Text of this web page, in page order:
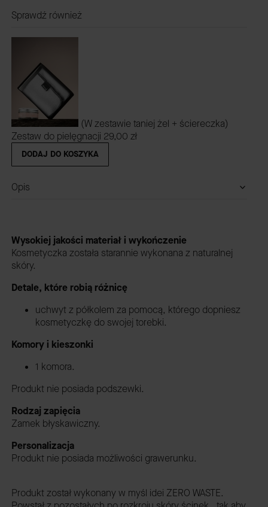
Sprawdź również
(W zestawie taniej żel + ściereczka)
Zestaw do pielęgnacji 29,00 zł
DODAJ DO KOSZYKA
Opis
Wysokiej jakości materiał i wykończenie
Kosmetyczka została starannie wykonana z naturalnej
skóry.
Detale, które robią różnicę
uchwyt z półkolem za pomocą, którego dopniesz
kosmetyczkę do swojej torebki.
Komory i kieszonki
1 komora.
Produkt nie posiada podszewki.
Rodzaj zapięcia
Zamek błyskawiczny.
Personalizacja
Produkt nie posiada możliwości grawerunku.
Produkt został wykonany w myśl idei ZERO WASTE.